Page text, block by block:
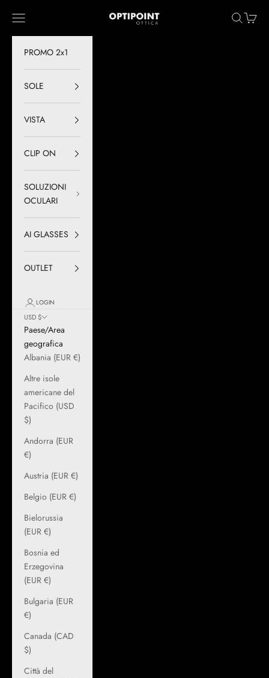
Optipoint - Lux S.r.l.
Menù Cerca
PROMO 2x1
SOLE
VISTA
CLIP ON
SOLUZIONI
OCULARI
AI GLASSES
OUTLET
LOGIN
USD $
Paese/Area
geografica
Albania (EUR €)
Altre isole
americane del
Pacifico (USD
$)
Andorra (EUR
€)
Austria (EUR €)
Belgio (EUR €)
Bielorussia
(EUR €)
Bosnia ed
Erzegovina
(EUR €)
Bulgaria (EUR
€)
Canada (CAD
$)
Città del